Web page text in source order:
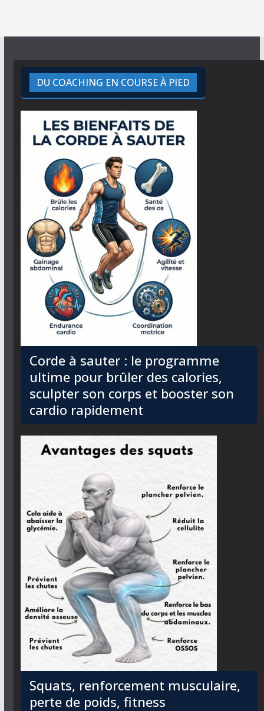
DU COACHING EN COURSE À PIED
Corde à sauter : le programme
ultime pour brûler des calories,
sculpter son corps et booster son
cardio rapidement
Squats, renforcement musculaire,
perte de poids, fitness